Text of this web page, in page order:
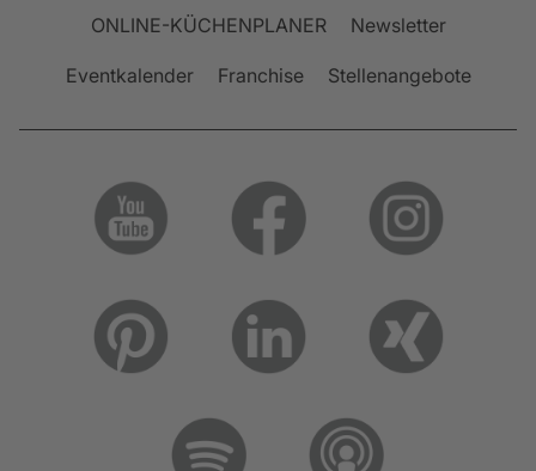
ONLINE-KÜCHENPLANER Newsletter
Eventkalender Franchise Stellenangebote